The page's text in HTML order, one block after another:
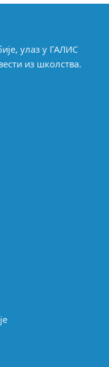
улаз у ГАЛИС
из школства.